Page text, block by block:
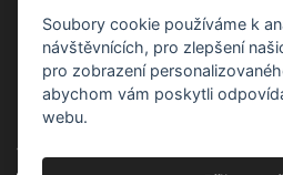
(So) - zavřeno
(Ne) - zavřeno
Lucemburská 44,
+420 603 451 010
Soubory cookie používáme k
návštěvnících, pro zlepšení
pro zobrazení
abychom vám poskytli
webu.